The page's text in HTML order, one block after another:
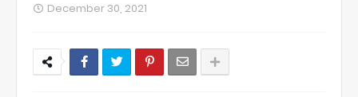
December 30, 2021